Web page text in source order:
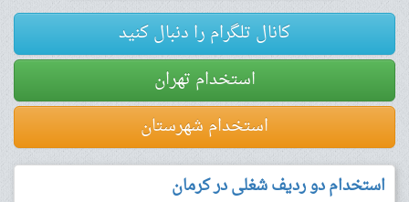
کانال تلگرام را دنبال کنید
استخدام تهران
استخدام شهرستان
استخدام دو ردیف شغلی در کرمان